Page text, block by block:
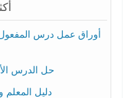
أوراق عمل درس
حل الدرس
دليل